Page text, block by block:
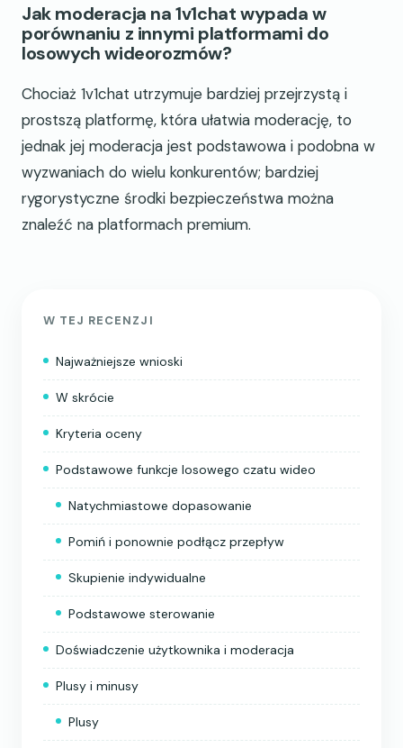
Jak moderacja na 1v1chat wypada w
porównaniu z innymi platformami do
losowych wideorozmów?
Chociaż 1v1chat utrzymuje bardziej przejrzystą i
prostszą platformę, która ułatwia moderację, to
jednak jej moderacja jest podstawowa i podobna w
wyzwaniach do wielu konkurentów; bardziej
rygorystyczne środki bezpieczeństwa można
znaleźć na platformach premium.
W TEJ RECENZJI
Najważniejsze wnioski
W skrócie
Kryteria oceny
Podstawowe funkcje losowego czatu wideo
Natychmiastowe dopasowanie
Pomiń i ponownie podłącz przepływ
Skupienie indywidualne
Podstawowe sterowanie
Doświadczenie użytkownika i moderacja
Plusy i minusy
Plusy